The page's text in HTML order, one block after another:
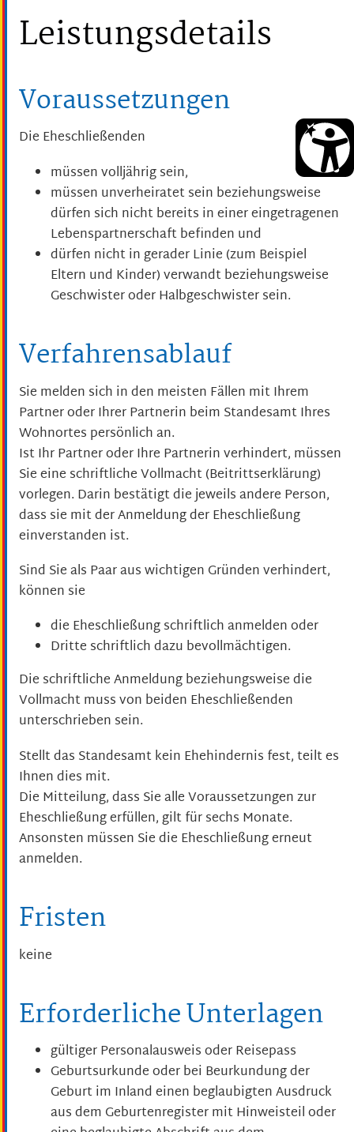
Leistungsdetails
Voraussetzungen
Die Eheschließenden
müssen volljährig sein,
müssen unverheiratet sein beziehungsweise
dürfen sich nicht bereits in einer eingetragenen
Lebenspartnerschaft befinden und
dürfen nicht in gerader Linie (zum Beispiel
Eltern und Kinder)verwandt beziehungsweise
Geschwister oder Halbgeschwister sein.
Verfahrensablauf
Sie melden sich in den meisten Fällen mit Ihrem
Partner oder Ihrer Partnerin beim Standesamt Ihres
Wohnortes persönlich an.
Ist Ihr Partner oder Ihre Partnerin verhindert, müssen
Sie eine schriftliche Vollmacht (Beitrittserklärung)
vorlegen. Darin bestätigt die jeweils andere Person,
dass sie mit der Anmeldung der Eheschließung
einverstanden ist.
Sind Sie als Paar aus wichtigen Gründen verhindert,
können sie
die Eheschließung schriftlich anmelden oder
Dritte schriftlich dazu bevollmächtigen.
Die schriftliche Anmeldung beziehungsweise die
Vollmacht muss von beiden Eheschließenden
unterschrieben sein.
Stellt das Standesamt kein Ehehindernis fest, teilt es
Ihnen dies mit.
Die Mitteilung, dass Sie alle Voraussetzungen zur
Eheschließung erfüllen, gilt für sechs Monate.
Ansonsten müssen Sie die Eheschließung erneut
anmelden.
Fristen
keine
Erforderliche Unterlagen
gültiger Personalausweis oder Reisepass
Geburtsurkunde oder bei Beurkundung der
Geburt im Inland einen beglaubigten Ausdruck
aus dem Geburtenregister mit Hinweisteil oder